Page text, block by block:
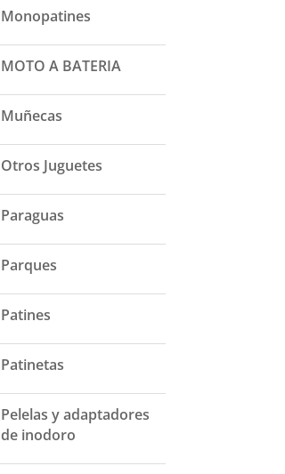
Monopatines
MOTO A BATERIA
Muñecas
Otros Juguetes
Paraguas
Parques
Patines
Patinetas
Pelelas y adaptadores
de inodoro